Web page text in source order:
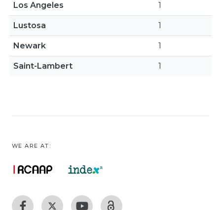
Los Angeles 1
Lustosa 1
Newark 1
Saint-Lambert 1
WE ARE AT: